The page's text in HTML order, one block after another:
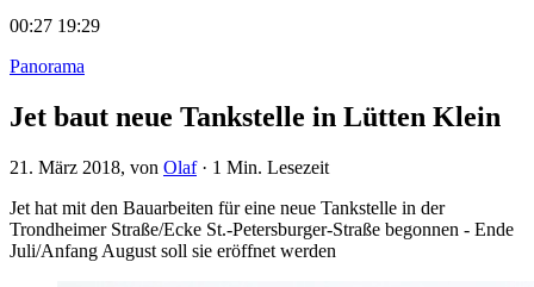
00:27 19:29
Panorama
Jet baut neue Tankstelle in Lütten Klein
21. März 2018, von Olaf· 1 Min. Lesezeit
Jet hat mit den Bauarbeiten für eine neue Tankstelle in der
Trondheimer Straße/Ecke St.-Petersburger-Straße begonnen - Ende
Juli/Anfang August soll sie eröffnet werden